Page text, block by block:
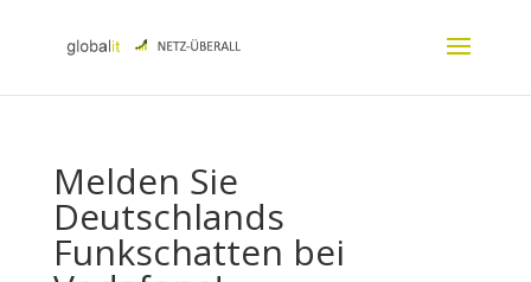
Melden Sie
Deutschlands
Funkschatten bei